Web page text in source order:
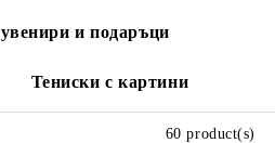
и подаръци
Тениски с картини
60 product(s)